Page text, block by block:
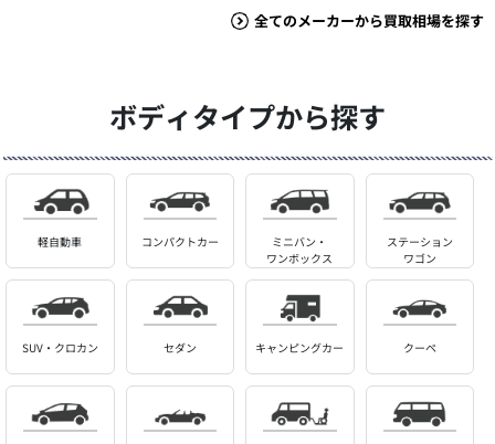
全てのメーカーから買取相場を探す
ボディタイプから探す
軽自動車 コンパクトカー
ミニバン・
ワンボックス
ステーション
ワゴン
SUV・クロカン セダン キャンピングカー クーペ